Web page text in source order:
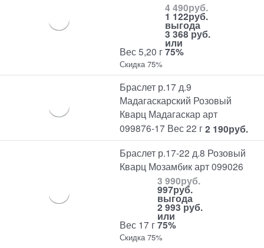
Вес 5,20 г
4 490руб.
1 122руб.
выгода
3 368 руб.
или
75%
Скидка 75%
Браслет р.17 д.9
Мадагаскарский Розовый
Кварц Мадагаскар арт
099876-17 Вес 22 г2 190руб.
Браслет р.17-22 д.8 Розовый
Кварц Мозамбик арт 099026
Вес 17 г
3 990руб.
997руб.
выгода
2 993 руб.
или
75%
Скидка 75%